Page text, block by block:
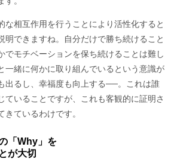
な相互作用を行うことにより活性化すると
明できますね。自分だけで勝ち続けること
でモチベーションを保ち続けることは難し
一緒に何かに取り組んでいるという意識が
出るし、幸福度も向上する──。これは誰
ていることですが、これも客観的に証明さ
きているわけです。
「Why」を
が大切